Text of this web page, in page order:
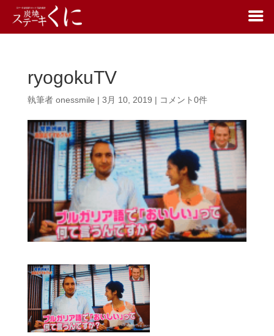
ryogokuTV
執筆者 onessmile | 3月 10, 2019 | コメント0件